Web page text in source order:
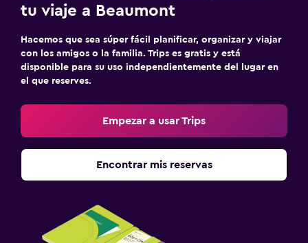
tu viaje a Beaumont
Hacemos que sea súper fácil planificar, organizar y viajar
con los amigos o la familia. Trips es gratis y está
disponible para su uso independientemente del lugar en
el que reserves.
Empezar a usar Trips
Encontrar mis reservas